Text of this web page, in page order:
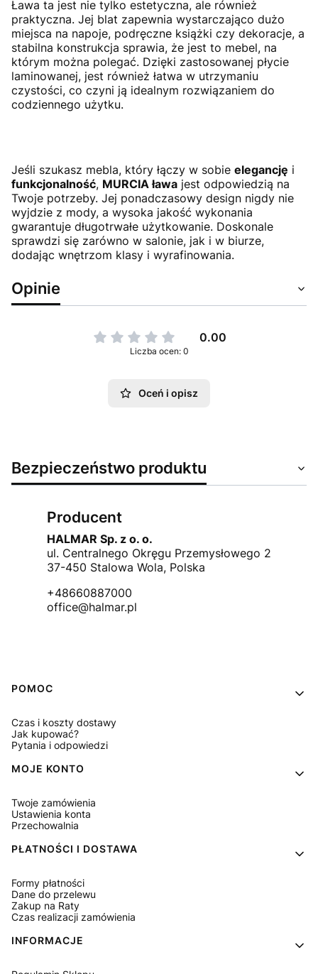
Ława ta jest nie tylko estetyczna, ale również
praktyczna. Jej blat zapewnia wystarczająco dużo
miejsca na napoje, podręczne książki czy dekoracje, a
stabilna konstrukcja sprawia, że jest to mebel, na
którym można polegać. Dzięki zastosowanej płycie
laminowanej, jest również łatwa w utrzymaniu
czystości, co czyni ją idealnym rozwiązaniem do
codziennego użytku.
Jeśli szukasz mebla, który łączy w sobie elegancję i
funkcjonalność, MURCIA ława jest odpowiedzią na
Twoje potrzeby. Jej ponadczasowy design nigdy nie
wyjdzie z mody, a wysoka jakość wykonania
gwarantuje długotrwałe użytkowanie. Doskonale
sprawdzi się zarówno w salonie, jak i w biurze,
dodając wnętrzom klasy i wyrafinowania.
Opinie
0.00
Liczba ocen: 0
Oceń i opisz
Bezpieczeństwo produktu
Producent
HALMAR Sp. z o. o.
ul. Centralnego Okręgu Przemysłowego 2
37-450 Stalowa Wola, Polska
+48660887000
office@halmar.pl
Linki w stopce
POMOC
Czas i koszty dostawy
Jak kupować?
Pytania i odpowiedzi
MOJE KONTO
Twoje zamówienia
Ustawienia konta
Przechowalnia
PŁATNOŚCI I DOSTAWA
Formy płatności
Dane do przelewu
Zakup na Raty
Czas realizacji zamówienia
INFORMACJE